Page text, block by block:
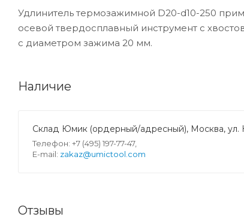
Удлинитель термозажимной D20-d10-250
осевой твердосплавный инструмент с
с диаметром зажима 20 мм.
Наличие
Склад Юмик (ордерный/адресный), Москва, ул.
Телефон: +7 (495) 197-77-47,
E-mail: zakaz@umictool.com
Отзывы